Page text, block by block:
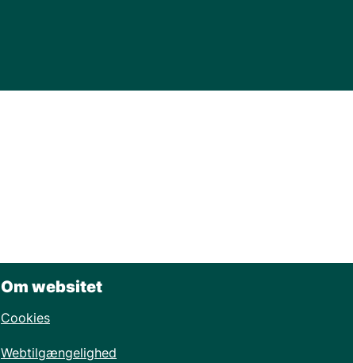
Om websitet
Cookies
Webtilgængelighed